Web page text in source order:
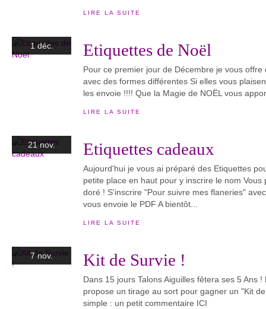
LIRE LA SUITE
1 déc. Etiquettes de Noël
Pour ce premier jour de Décembre je vous
avec des formes différentes Si elles vous
les envoie !!!! Que la Magie de NOËL vous
LIRE LA SUITE
21 nov. Etiquettes cadeaux
Aujourd'hui je vous ai préparé des Etiquettes
petite place en haut pour y inscrire le nom Vous
doré ! S'inscrire "Pour suivre mes flaneries"
vous envoie le PDF A bientôt...
LIRE LA SUITE
7 nov. Kit de Survie !
Dans 15 jours Talons Aiguilles fêtera ses 5 Ans
propose un tirage au sort pour gagner un "Kit
simple : un petit commentaire ICI